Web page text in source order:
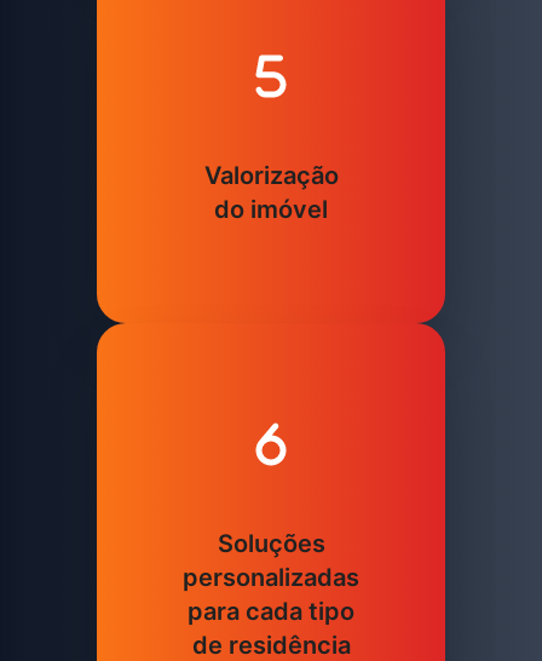
Valorização
do imóvel
Soluções
personalizadas
para cada tipo
de residência